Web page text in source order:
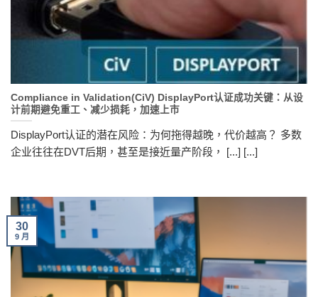
Compliance in Validation(CiV) DisplayPort认证成功关键：从设
计前期避免重工、减少损耗，加速上市
DisplayPort认证的潜在风险：为何拖得越晚，代价越高？ 多数
企业往往在DVT后期，甚至是接近量产阶段， [...] [...]
30
9 月